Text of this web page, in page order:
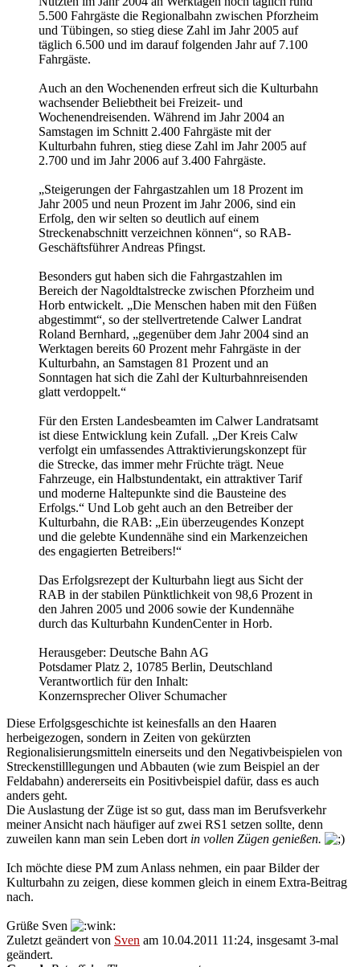
5.500 Fahrgäste die Regionalbahn zwischen Pforzheim
und Tübingen, so stieg diese Zahl im Jahr 2005 auf
täglich 6.500 und im darauf folgenden Jahr auf 7.100
Fahrgäste.
Auch an den Wochenenden erfreut sich die Kulturbahn
wachsender Beliebtheit bei Freizeit- und
Wochenendreisenden. Während im Jahr 2004 an
Samstagen im Schnitt 2.400 Fahrgäste mit der
Kulturbahn fuhren, stieg diese Zahl im Jahr 2005 auf
2.700 und im Jahr 2006 auf 3.400 Fahrgäste.
„Steigerungen der Fahrgastzahlen um 18 Prozent im
Jahr 2005 und neun Prozent im Jahr 2006, sind ein
Erfolg, den wir selten so deutlich auf einem
Streckenabschnitt verzeichnen können“, so RAB-
Geschäftsführer Andreas Pfingst.
Besonders gut haben sich die Fahrgastzahlen im
Bereich der Nagoldtalstrecke zwischen Pforzheim und
Horb entwickelt. „Die Menschen haben mit den Füßen
abgestimmt“, so der stellvertretende Calwer Landrat
Roland Bernhard, „gegenüber dem Jahr 2004 sind an
Werktagen bereits 60 Prozent mehr Fahrgäste in der
Kulturbahn, an Samstagen 81 Prozent und an
Sonntagen hat sich die Zahl der Kulturbahnreisenden
glatt verdoppelt.“
Für den Ersten Landesbeamten im Calwer Landratsamt
ist diese Entwicklung kein Zufall. „Der Kreis Calw
verfolgt ein umfassendes Attraktivierungskonzept für
die Strecke, das immer mehr Früchte trägt. Neue
Fahrzeuge, ein Halbstundentakt, ein attraktiver Tarif
und moderne Haltepunkte sind die Bausteine des
Erfolgs.“ Und Lob geht auch an den Betreiber der
Kulturbahn, die RAB: „Ein überzeugendes Konzept
und die gelebte Kundennähe sind ein Markenzeichen
des engagierten Betreibers!“
Das Erfolgsrezept der Kulturbahn liegt aus Sicht der
RAB in der stabilen Pünktlichkeit von 98,6 Prozent in
den Jahren 2005 und 2006 sowie der Kundennähe
durch das Kulturbahn KundenCenter in Horb.
Herausgeber: Deutsche Bahn AG
Potsdamer Platz 2, 10785 Berlin, Deutschland
Verantwortlich für den Inhalt:
Konzernsprecher Oliver Schumacher
Diese Erfolgsgeschichte ist keinesfalls an den Haaren
herbeigezogen, sondern in Zeiten von gekürzten
Regionalisierungsmitteln einerseits und den Negativbeispielen von
Streckenstilllegungen und Abbauten (wie zum Beispiel an der
Feldabahn) andererseits ein Positivbeispiel dafür, dass es auch
anders geht.
Die Auslastung der Züge ist so gut, dass man im Berufsverkehr
meiner Ansicht nach häufiger auf zwei RS1 setzen sollte, denn
zuweilen kann man sein Leben dort in vollen Zügen genießen.
Ich möchte diese PM zum Anlass nehmen, ein paar Bilder der
Kulturbahn zu zeigen, diese kommen gleich in einem Extra-Beitrag
nach.
Grüße Sven
Zuletzt geändert von Sven am 10.04.2011 11:24, insgesamt 3-mal
geändert.